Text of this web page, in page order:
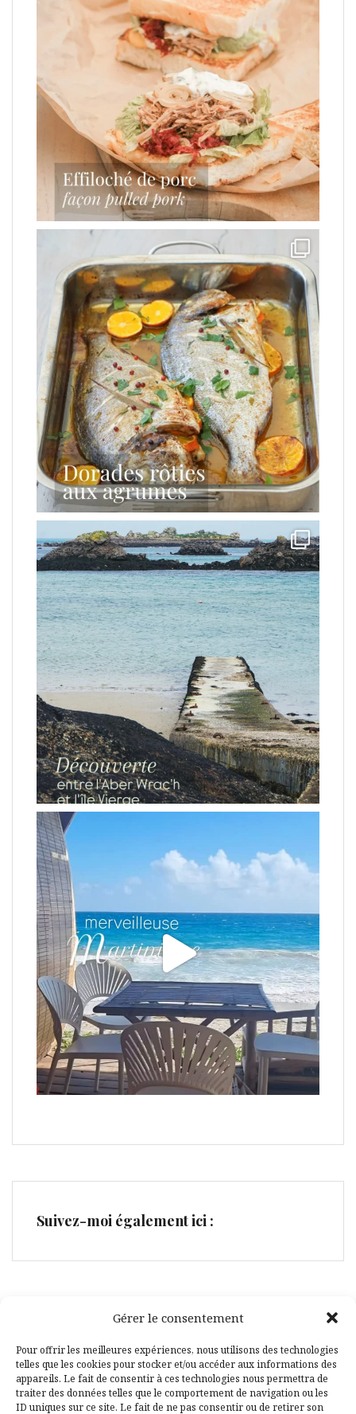
Gérer le consentement
Pour offrir les meilleures expériences, nous utilisons des technologies
telles que les cookies pour stocker et/ou accéder aux informations des
appareils. Le fait de consentir à ces technologies nous permettra de
traiter des données telles que le comportement de navigation ou les
ID uniques sur ce site. Le fait de ne pas consentir ou de retirer son
Suivez-moi également ici :
Facebook
Pinterest